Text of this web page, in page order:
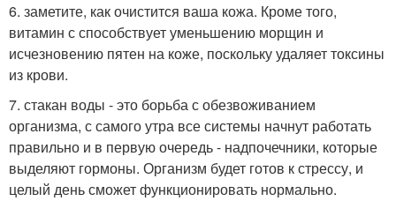
6. заметите, как очистится ваша кожа. Кроме того,
витамин с способствует уменьшению морщин и
исчезновению пятен на коже, поскольку удаляет токсины
из крови.
7. стакан воды - это борьба с обезвоживанием
организма, с самого утра все системы начнут работать
правильно и в первую очередь - надпочечники, которые
выделяют гормоны. Организм будет готов к стрессу, и
целый день сможет функционировать нормально.